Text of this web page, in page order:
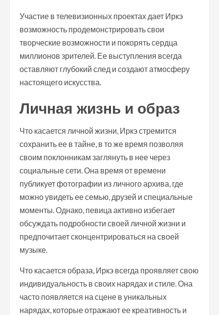
Участие в телевизионных проектах дает Иркэ
возможность продемонстрировать свои
творческие возможности и покорять сердца
миллионов зрителей. Ее выступления всегда
оставляют глубокий след и создают атмосферу
настоящего искусства.
Личная жизнь и образ
Что касается личной жизни, Иркэ стремится
сохранить ее в тайне, в то же время позволяя
своим поклонникам заглянуть в нее через
социальные сети. Она время от времени
публикует фотографии из личного архива, где
можно увидеть ее семью, друзей и специальные
моменты. Однако, певица активно избегает
обсуждать подробности своей личной жизни и
предпочитает сконцентрироваться на своей
музыке.
Что касается образа, Иркэ всегда проявляет свою
индивидуальность в своих нарядах и стиле. Она
часто появляется на сцене в уникальных
нарядах, которые отражают ее креативность и